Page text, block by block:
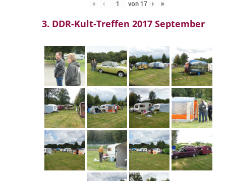
« ‹ von 17 › »
3. DDR-Kult-Treffen 2017 September